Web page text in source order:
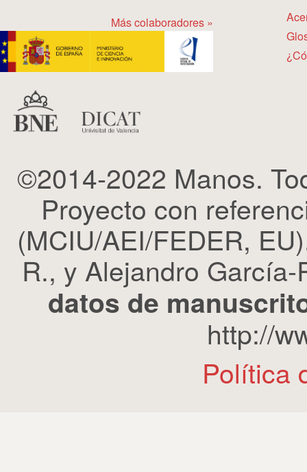
Más colaboradores »
©2014-2022 Manos.
Proyecto con
(MCIU/AEI/FEDER,
R., y Alejandro
datos de
http://
Política